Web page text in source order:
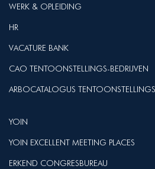
WERK & OPLEIDING
HR
VACATURE BANK
CAO TENTOONSTELLINGS-BEDRIJVEN
ARBOCATALOGUS
YOIN
YOIN EXCELLENT MEETING PLACES
ERKEND CONGRESBUREAU